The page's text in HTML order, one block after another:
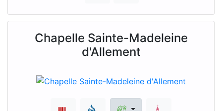
Chapelle Sainte-Madeleine
d'Allement